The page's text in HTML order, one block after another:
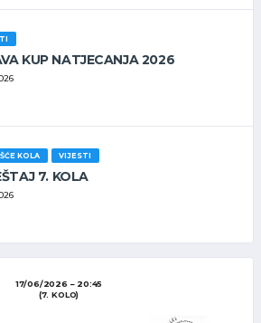
KUP NATJECANJA 2026
KOLA VIJESTI
7. KOLA
17/06/2026
20:45
(7. KOLO)